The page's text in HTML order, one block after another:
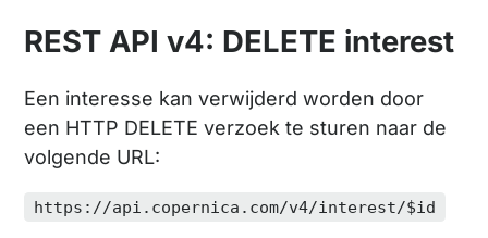
REST API v4: DELETE interest
Een interesse kan verwijderd worden door
een HTTP DELETE verzoek te sturen naar de
volgende URL:
https://api.copernica.com/v4/interest/$id